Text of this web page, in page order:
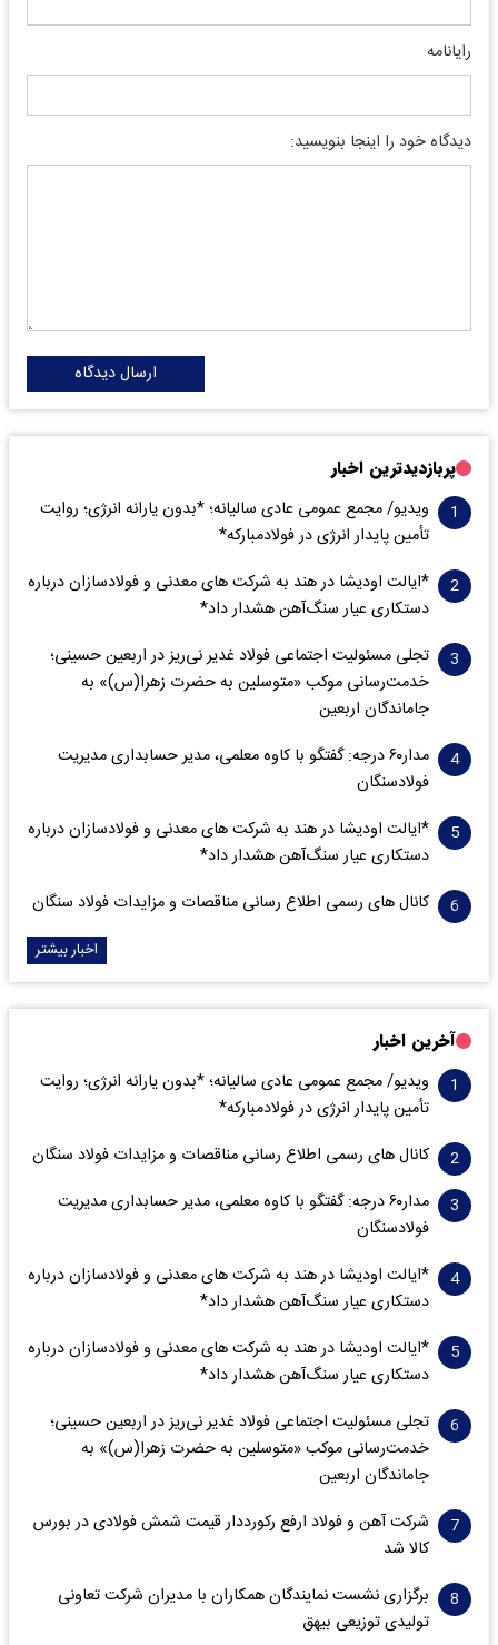
رایانامه
دیدگاه خود را اینجا بنویسید:
ارسال دیدگاه
پربازدیدترین اخبار
ویدیو/ مجمع عمومی عادی سالیانه؛ *بدون یارانه انرژی؛ روایت
تأمین پایدار انرژی در فولادمبارکه*
*ایالت اودیشا در هند به شرکت های معدنی و فولادسازان درباره
دستکاری عیار سنگ‌آهن هشدار داد*
تجلی مسئولیت اجتماعی فولاد غدیر نی‌ریز در اربعین حسینی؛
خدمت‌رسانی موکب «متوسلین به حضرت زهرا(س)» به
جاماندگان اربعین
مدار‌۶٠ درجه: گفتگو با کاوه معلمی، مدیر حسابداری مدیریت
فولادسنگان
*ایالت اودیشا در هند به شرکت های معدنی و فولادسازان درباره
دستکاری عیار سنگ‌آهن هشدار داد*
کانال های رسمی اطلاع رسانی مناقصات و مزایدات فولاد سنگان
اخبار بیشتر
آخرین اخبار
ویدیو/ مجمع عمومی عادی سالیانه؛ *بدون یارانه انرژی؛ روایت
تأمین پایدار انرژی در فولادمبارکه*
کانال های رسمی اطلاع رسانی مناقصات و مزایدات فولاد سنگان
مدار‌۶٠ درجه: گفتگو با کاوه معلمی، مدیر حسابداری مدیریت
فولادسنگان
*ایالت اودیشا در هند به شرکت های معدنی و فولادسازان درباره
دستکاری عیار سنگ‌آهن هشدار داد*
*ایالت اودیشا در هند به شرکت های معدنی و فولادسازان درباره
دستکاری عیار سنگ‌آهن هشدار داد*
تجلی مسئولیت اجتماعی فولاد غدیر نی‌ریز در اربعین حسینی؛
خدمت‌رسانی موکب «متوسلین به حضرت زهرا(س)» به
جاماندگان اربعین
شرکت آهن و فولاد ارفع رکورددار قیمت شمش فولادی در بورس
کالا شد
برگزاری نشست نمایندگان همکاران با مدیران شرکت تعاونی
تولیدی توزیعی بیهق